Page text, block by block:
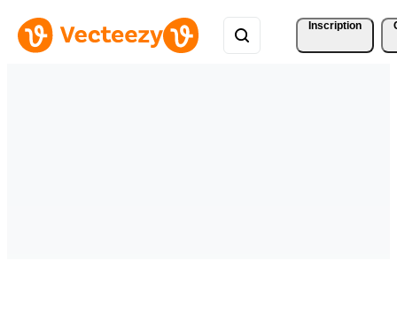
Inscription